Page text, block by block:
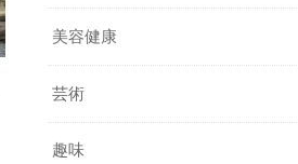
美容健康
芸術
趣味